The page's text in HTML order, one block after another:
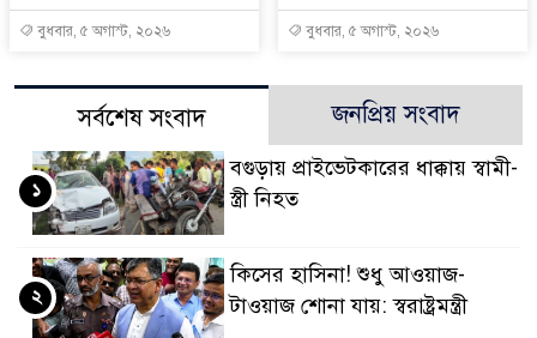
বুধবার, ৫ অগাস্ট, ২০২৬ বুধবার, ৫ অগাস্ট, ২০২৬
সর্বশেষ সংবাদ জনপ্রিয় সংবাদ
বগুড়ায় প্রাইভেটকারের ধাক্কায় স্বামী-
স্ত্রী নিহত
১
কিসের হাসিনা! শুধু আওয়াজ-
টাওয়াজ শোনা যায়: স্বরাষ্ট্রমন্ত্রী
২